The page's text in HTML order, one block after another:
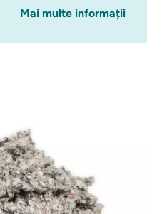
Mai multe informații